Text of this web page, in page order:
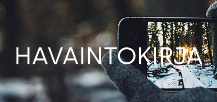
HAVAINTOKIRJA